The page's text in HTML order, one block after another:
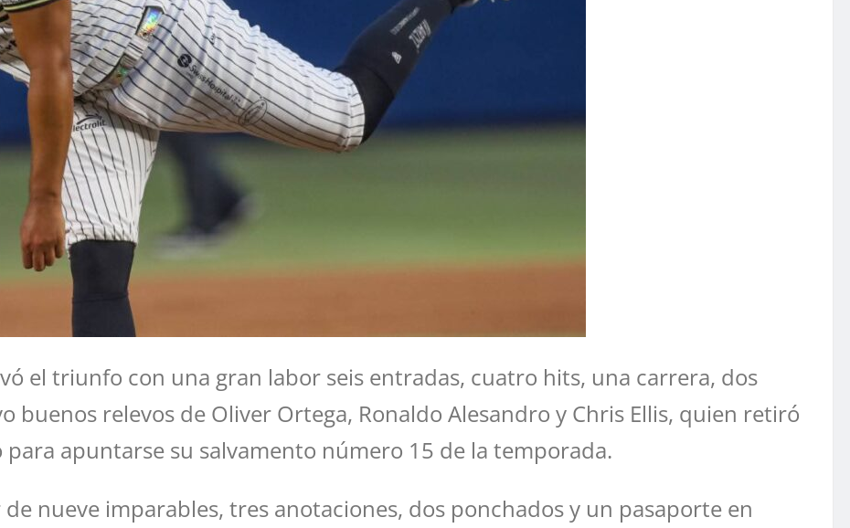
el triunfo con una gran labor seis entradas, cuatro hits, una carrera, dos
buenos relevos de Oliver Ortega, Ronaldo Alesandro y Chris Ellis, quien retiró
apuntarse su salvamento número 15 de la temporada.
nueve imparables, tres anotaciones, dos ponchados y un pasaporte en